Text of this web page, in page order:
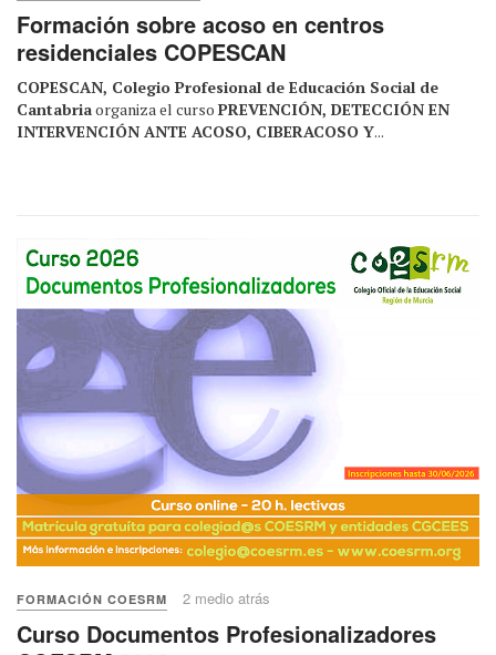
Formación sobre acoso en centros
residenciales COPESCAN
COPESCAN, Colegio Profesional de Educación Social de
Cantabriaorganiza el curso PREVENCIÓN, DETECCIÓN EN
INTERVENCIÓN ANTE ACOSO, CIBERACOSO Y...
FORMACIÓN COESRM 2 medio atrás
Curso Documentos Profesionalizadores